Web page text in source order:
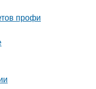
профи